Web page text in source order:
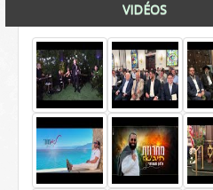
VIDÉOS